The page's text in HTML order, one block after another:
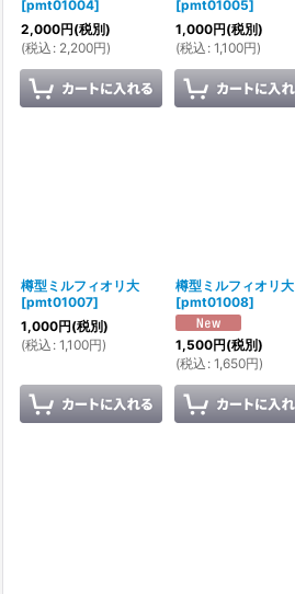
[pmt01004]
2,000円(税別)
(税込 : 2,200円)
[pmt01005]
1,000円(税別)
(税込 : 1,100円)
樽型ミルフィオリ大
[pmt01007]
1,000円(税別)
(税込 : 1,100円)
樽型ミルフィオリ大
[pmt01008]
1,500円(税別)
(税込 : 1,650円)